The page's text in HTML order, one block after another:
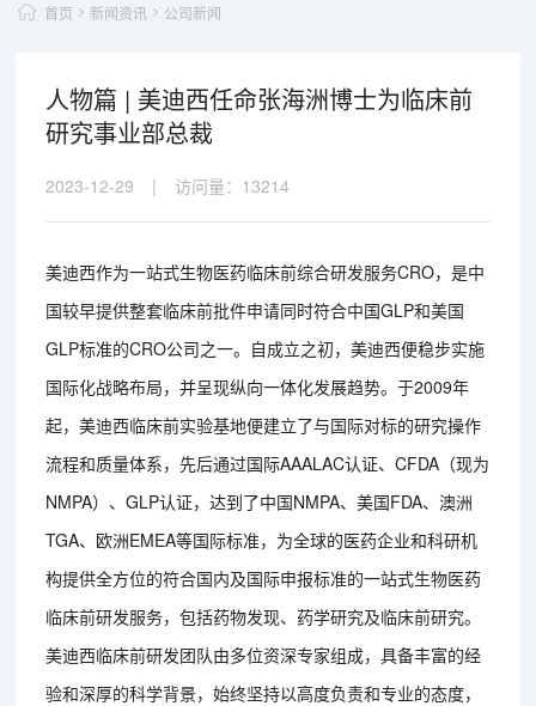
首页 新闻资讯 公司新闻
人物篇 | 美迪西任命张海洲博士为临床前
研究事业部总裁
2023-12-29 | 访问量： 13214
美迪西作为一站式生物医药临床前综合研发服务CRO，是中
国较早提供整套临床前批件申请同时符合中国GLP和美国
GLP标准的CRO公司之一。自成立之初，美迪西便稳步实施
国际化战略布局，并呈现纵向一体化发展趋势。于2009年
起，美迪西临床前实验基地便建立了与国际对标的研究操作
流程和质量体系，先后通过国际AAALAC认证、CFDA（现为
NMPA）、GLP认证，达到了中国NMPA、美国FDA、澳洲
TGA、欧洲EMEA等国际标准，为全球的医药企业和科研机
构提供全方位的符合国内及国际申报标准的一站式生物医药
临床前研发服务，包括药物发现、药学研究及临床前研究。
美迪西临床前研发团队由多位资深专家组成，具备丰富的经
验和深厚的科学背景，始终坚持以高度负责和专业的态度，